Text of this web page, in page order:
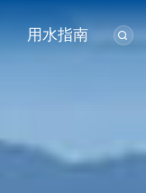
用水指南